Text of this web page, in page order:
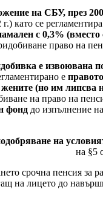
на СБУ, през
г.) като се
с 0,3%
право на
е извоювана
е
жените (но им
на право на
фонд до изпълнение
на
на §5
срочна пенсия
на лицето до